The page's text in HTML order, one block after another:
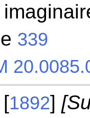
339
[1892]